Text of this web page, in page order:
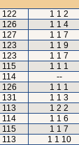
122 1 1 2
126 1 1 4
127 1 1 7
123 1 1 9
123 1 1 7
115 1 1 1
114 --
126 1 1 1
131 1 1 3
113 1 2 2
114 1 1 6
115 1 1 7
113 1 1 10